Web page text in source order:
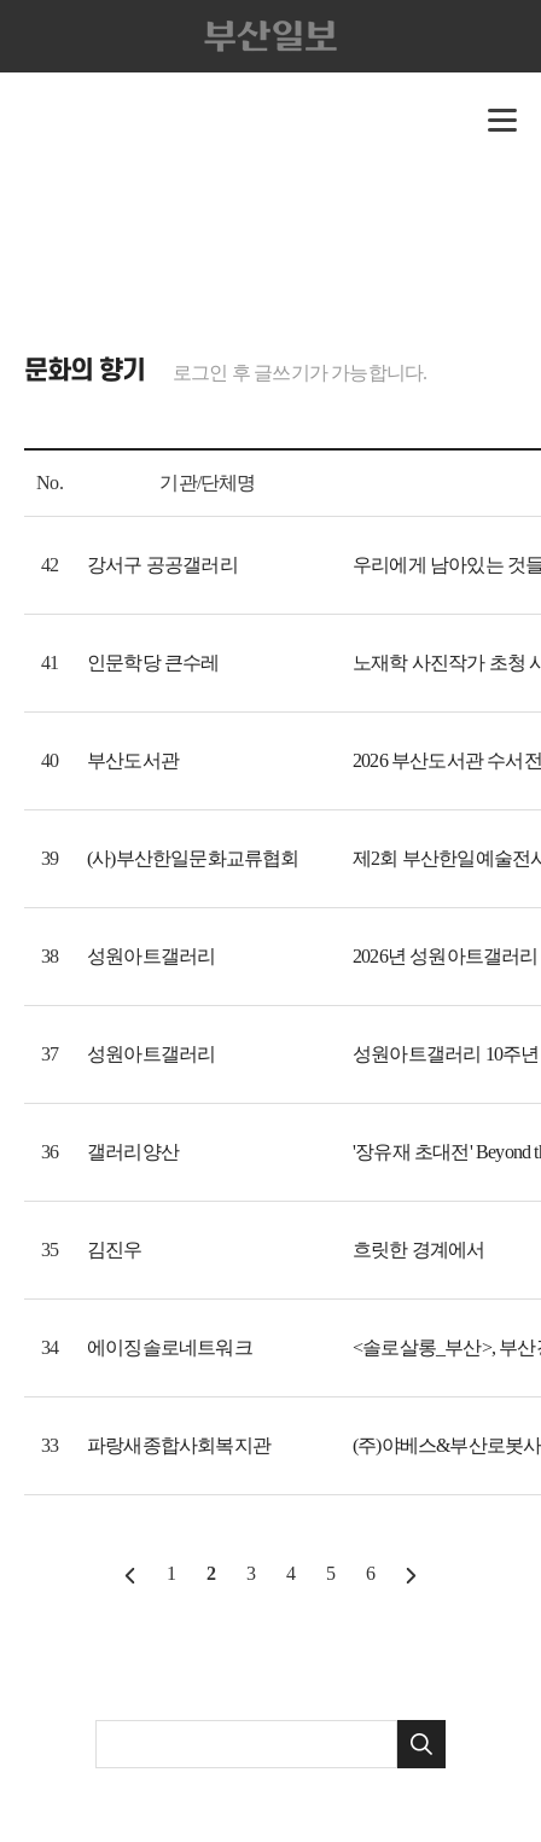
문화의 향기 로그인 후 글쓰기가 가능합니다.
No. 기관/단체명
42 강서구 공공갤러리 우리에게 남아있는 것
41 인문학당 큰수레 노재학 사진작가 초청
40 부산도서관 2026 부산도서관 수서
39 (사)부산한일문화교류협회 제2회 부산한일예술전
38 성원아트갤러리 2026년 성원아트갤러리
37 성원아트갤러리 성원아트갤러리 10주
36 갤러리양산 '장유재 초대전' Beyond
35 김진우 흐릿한 경계에서
34 에이징솔로네트워크 <솔로살롱_부산>, 부
33 파랑새종합사회복지관 (주)야베스&부산로봇
1 2 3 4 5 6